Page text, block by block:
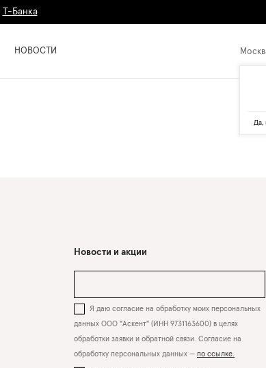
Т-Банка
НОВОСТИ
Новости и акции
Я даю согласие на обработку моих персональных
данных ООО "Аскент" (ИНН 9731163600) в целях
обработки заявки и обратной связи. Согласие на
обработку персональных данных — по ссылке.
Да,